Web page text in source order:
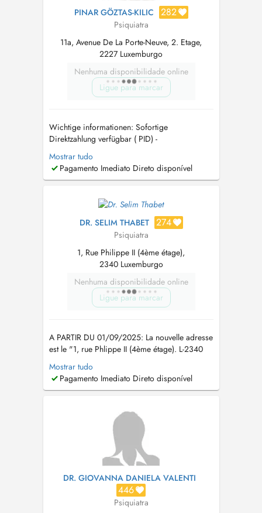
PINAR GÖZTAS-KILIC 282
Psiquiatra
11a, Avenue De La Porte-Neuve, 2. Etage,
2227 Luxemburgo
Nenhuma disponibilidade online
Ligue para marcar
Wichtige informationen: Sofortige
Direktzahlung verfügbar ( PID) -
Psychotherapiestunde kann ich nur sehr
begrenzt und nur für Bestandpatienten
anzubieten. -Sehr geehrte Patientinnen und sehr
hinweisen, dass Termine spätestens 24 Stunden
im Voraus ab...
Mostrar tudo
Pagamento Imediato Direto disponível
DR. SELIM THABET 274
Psiquiatra
1, Rue Philippe II (4ème étage),
2340 Luxemburgo
Nenhuma disponibilidade online
Ligue para marcar
A PARTIR DU 01/09/2025: La nouvelle adresse
est le "1, rue Phlippe II (4ème étage). L-2340
Ville-Haute Luxembourg" Please call my
secretary for new requests. Veuillez appeler le
secrétariat sous le "+352691868601" pour vos
Mostrar tudo
Pagamento Imediato Direto disponível
DR. GIOVANNA DANIELA VALENTI
446
Psiquiatra